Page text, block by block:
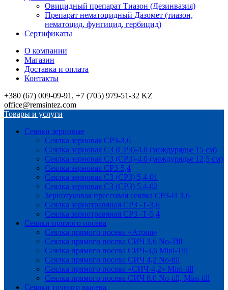
Овицидный препарат Тиазон (Дезинвазия)
Препарат нематоцидный Дазомет (тиазон,
нематоцид, фунгицид, гербицид)
Сертификаты
О компании
Магазин
Доставка и оплата
Контакты
+380 (67) 009-09-91, +7 (705) 979-51-32 KZ
office@remsintez.com
Товары и услуги
Сеялки зерновые
Сеялка зерновая СРЗ-3,6
Сеялка зерновая СЗ (СРЗ)-4.0 (междурядье 15 см)
Сеялка зерновая СЗ (СРЗ)-4.0 (междурядье 12,5 см)
Сеялка зерновая СРЗ-5,4
Сеялка зерновая СЗ (СРЗ) 5,4-01
Сеялка зерновая СЗ (СРЗ) 5,4-02
Зернотуковая прессовая сеялка СРЗ-П 3.6
Сеялка зернотравяная СРЗ -Т-3,6
Сеялка зернотравяная СРЗ -Т-5,4
Сеялки прямого посева
Сеялка прямого посева «Атрия»
Сеялка прямого посева СИЧ 3,6 No-Till
Сеялка прямого посева СИЧ-3,6 Mini-Till
Сеялка прямого посева СИЧ 4,2 No-till
Сеялка прямого посева «СИЧ-4,2» Mini-till
Сеялка прямого посева СИЧ 6.0 No-till, Mini-till
Сеялки точного высева